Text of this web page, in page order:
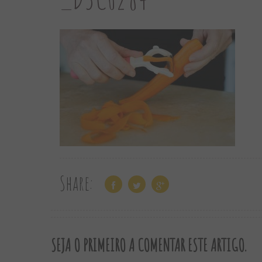
Share:
SEJA O PRIMEIRO A COMENTAR ESTE ARTIGO.